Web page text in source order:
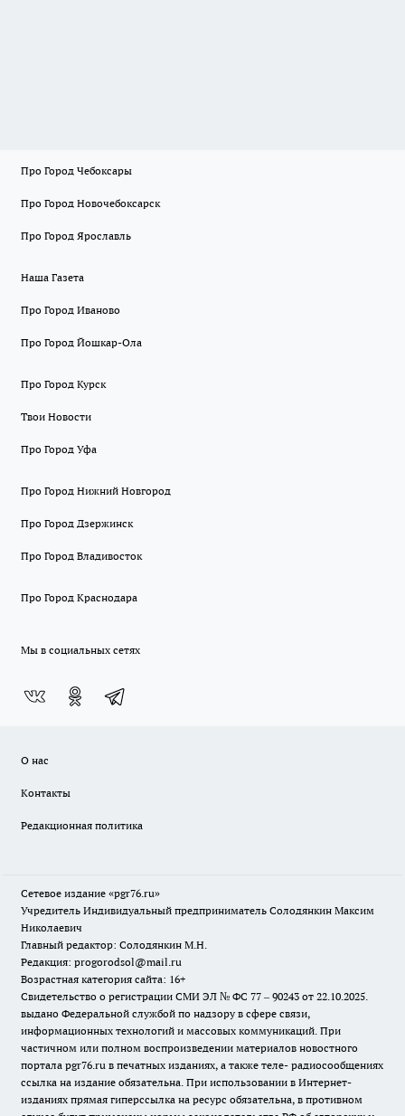
Про Город Чебоксары
Про Город Новочебоксарск
Про Город Ярославль
Наша Газета
Про Город Иваново
Про Город Йошкар-Ола
Про Город Курск
Твои Новости
Про Город Уфа
Про Город Нижний Новгород
Про Город Дзержинск
Про Город Владивосток
Про Город Краснодара
Мы в социальных сетях
О нас
Контакты
Редакционная политика
Сетевое издание «pgr76.ru»
Учредитель Индивидуальный предприниматель Солодянкин Максим
Николаевич
Главный редактор: Солодянкин М.Н.
Редакция: progorodsol@mail.ru
Возрастная категория сайта: 16+
Свидетельство о регистрации СМИ ЭЛ № ФС 77 – 90243 от 22.10.2025.
выдано Федеральной службой по надзору в сфере связи,
информационных технологий и массовых коммуникаций. При
частичном или полном воспроизведении материалов новостного
портала pgr76.ru в печатных изданиях, а также теле- радиосообщениях
ссылка на издание обязательна. При использовании в Интернет-
изданиях прямая гиперссылка на ресурс обязательна, в противном